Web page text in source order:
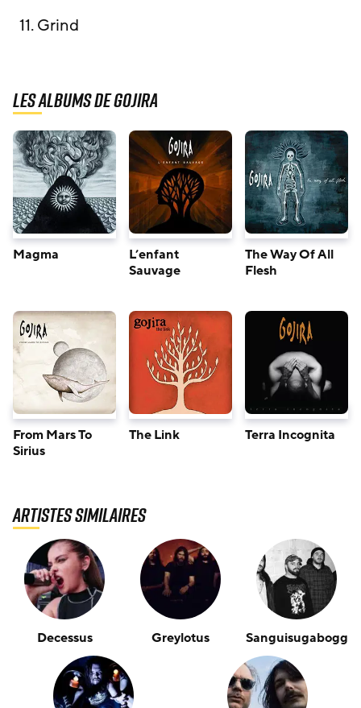
11. Grind
Les albums de Gojira
Magma
L’enfant
Sauvage
The Way Of All
Flesh
From Mars To
Sirius
The Link Terra Incognita
Artistes similaires
Decessus Greylotus Sanguisugabogg